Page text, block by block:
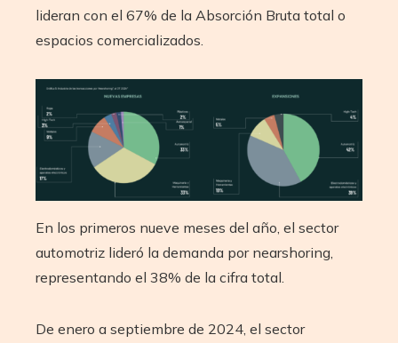
lideran con el 67% de la Absorción Bruta total o
espacios comercializados.
En los primeros nueve meses del año, el sector
automotriz lideró la demanda por nearshoring,
representando el 38% de la cifra total.
De enero a septiembre de 2024, el sector